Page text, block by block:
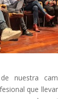
nuestra
que